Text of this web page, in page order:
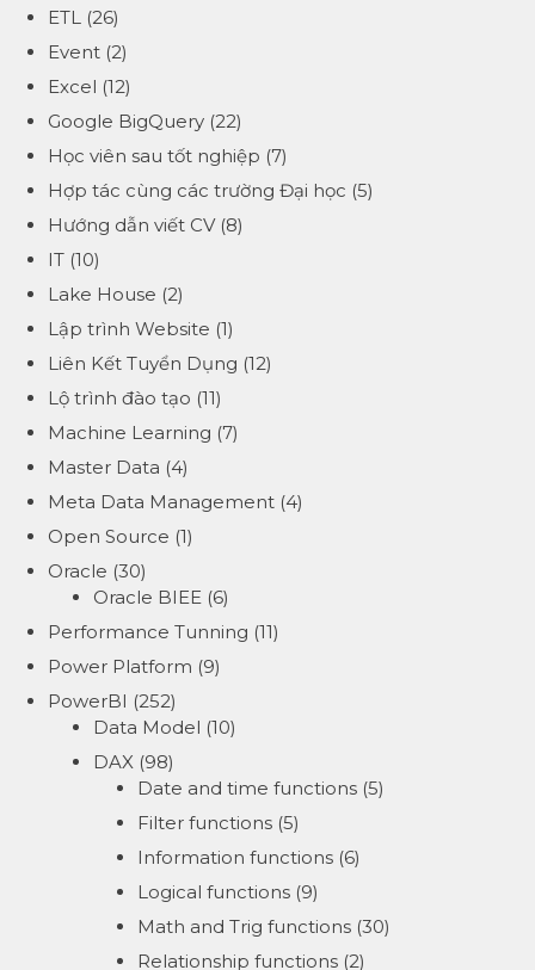
ETL
(26)
Event (2)
Excel (12)
Google BigQuery (22)
Học viên sau tốt nghiệp (7)
Hợp tác cùng các trường Đại học (5)
Hướng dẫn viết CV(8)
IT (10)
Lake House (2)
Lập trình Website (1)
Liên Kết Tuyển Dụng (12)
Lộ trình đào tạo (11)
Machine Learning (7)
Master Data (4)
Meta Data Management (4)
Open Source (1)
Oracle (30)
Oracle BIEE (6)
Performance Tunning (11)
Power Platform (9)
PowerBI (252)
Data Model (10)
DAX (98)
Date and time functions (5)
Filter functions (5)
Information functions (6)
Logical functions (9)
Math and Trig functions (30)
Relationship functions (2)